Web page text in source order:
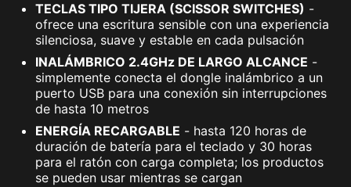
TECLAS TIPO TIJERA (SCISSOR SWITCHES) -
ofrece una escritura sensible con una experiencia
silenciosa, suave y estable en cada pulsación
INALÁMBRICO 2.4GHz DE LARGO ALCANCE -
simplemente conecta el dongle inalámbrico a un
puerto USB para una conexión sin interrupciones
de hasta 10 metros
ENERGÍA RECARGABLE - hasta 120 horas de
duración de batería para el teclado y 30 horas
para el ratón con carga completa; los productos
se pueden usar mientras se cargan